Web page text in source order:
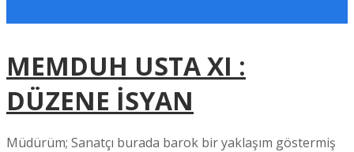
MEMDUH USTA XI :
DÜZENE İSYAN
Müdürüm; Sanatçı burada barok bir yaklaşım göstermiş